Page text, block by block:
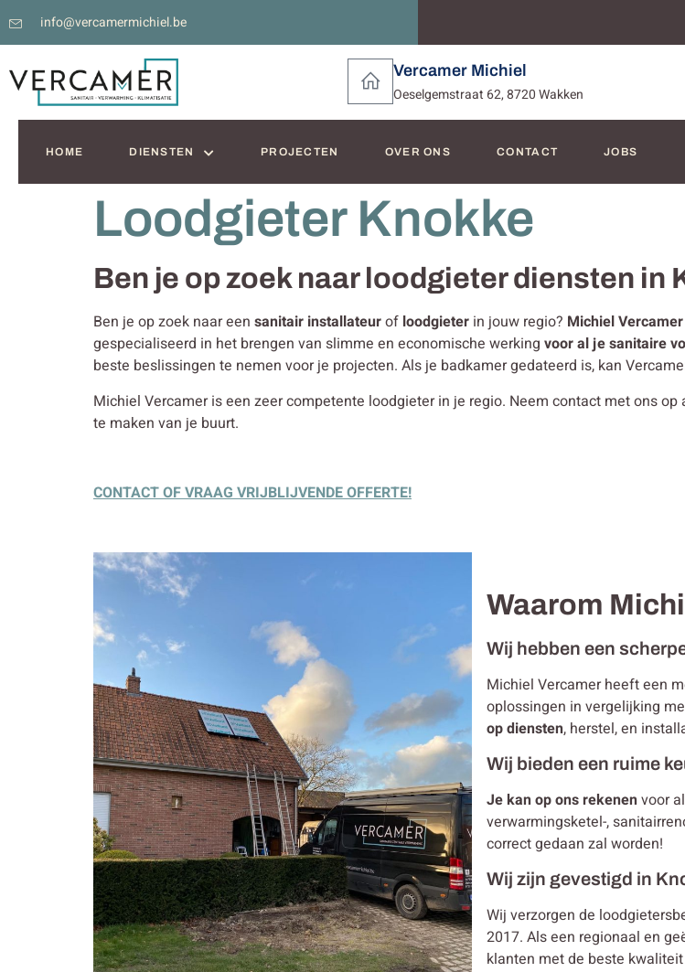
info@vercamermichiel.be
Vercamer Michiel
Oeselgemstraat 62, 8720 Wakken
HOME DIENSTEN PROJECTEN OVER ONS CONTACT JOBS
Loodgieter Knokke
Ben je op zoek naar loodgieter diensten in
Ben je op zoek naar een sanitair installateurof loodgieter in jouw regio? Michiel Vercamer
gespecialiseerd in het brengen van slimme en economische werking voor al je sanitaire
beste beslissingen te nemen voor je projecten. Als je badkamer gedateerd is, kan
Michiel Vercamer is een zeer competente loodgieter in je regio. Neem contact met ons
te maken van je buurt.
CONTACT OF VRAAG VRIJBLIJVENDE OFFERTE!
Waarom
Wij hebben een
Michiel Vercamer heeft een
oplossingen in vergelijking
op diensten, herstel, en
Wij bieden een ruime
Je kan op ons rekenenvoor
verwarmingsketel-,
correct gedaan zal worden!
Wij zijn gevestigd in
Wij verzorgen de
2017. Als een regionaal en
klanten met de beste